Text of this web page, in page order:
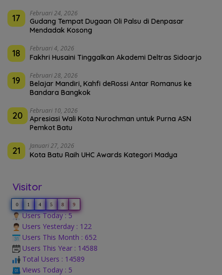
17 Februari 24, 2026
Gudang Tempat Dugaan Oli Palsu di Denpasar
Mendadak Kosong
18 Februari 4, 2026
Fakhri Husaini Tinggalkan Akademi Deltras Sidoarjo
19 Februari 28, 2026
Belajar Mandiri, Kahfi deRossi Antar Romanus ke
Bandara Bangkok
20 Februari 10, 2026
Apresiasi Wali Kota Nurochman untuk Purna ASN
Pemkot Batu
21 Januari 27, 2026
Kota Batu Raih UHC Awards Kategori Madya
Visitor
0 1 4 5 8 9
Users Today : 5
Users Yesterday : 122
Users This Month : 652
Users This Year : 14588
Total Users : 14589
Views Today : 5